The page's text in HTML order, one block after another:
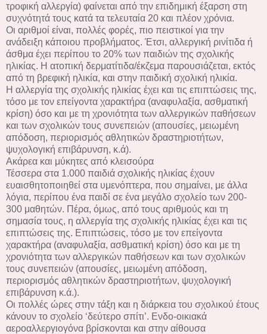
τροφική αλλεργία) φαίνεται από την επιδημική έξαρση στη
συχνότητά τους κατά τα τελευταία 20 και πλέον χρόνια.
Οι αριθμοί είναι, πολλές φορές, πιο πειστικοί για την
ανάδειξη κάποιου προβλήματος. Έτσι, αλλεργική ρινίτιδα ή
άσθμα έχει περίπου το 20% των παιδιών της σχολικής
ηλικίας. Η ατοπική δερματίτιδα/έκζεμα παρουσιάζεται, εκτός
από τη βρεφική ηλικία, και στην παιδική σχολική ηλικία.
Η αλλεργία της σχολικής ηλικίας έχει και τις επιπτώσεις της,
τόσο με τον επείγοντα χαρακτήρα (αναφυλαξία, ασθματική
κρίση) όσο και με τη χρονιότητα των αλλεργικών παθήσεων
και των σχολικών τους συνεπειών (απουσίες, μειωμένη
απόδοση, περιορισμός αθλητικών δραστηριοτήτων,
ψυχολογική επιβάρυνση, κ.ά).
Ακάρεα και μύκητες από κλεισούρα
Τέσσερα στα 1.000 παιδιά σχολικής ηλικίας έχουν
ευαισθητοποιηθεί στα υμενόπτερα, που σημαίνει, με άλλα
λόγια, περίπου ένα παιδί σε ένα μεγάλο σχολείο των 200-
300 μαθητών. Πέρα, όμως, από τους αριθμούς και τη
σημασία τους, η αλλεργία της σχολικής ηλικίας έχει και τις
επιπτώσεις της. Επιπτώσεις, τόσο με τον επείγοντα
χαρακτήρα (αναφυλαξία, ασθματική κρίση) όσο και με τη
χρονιότητα των αλλεργικών παθήσεων και των σχολικών
τους συνεπειών (απουσίες, μειωμένη απόδοση,
περιορισμός αθλητικών δραστηριοτήτων, ψυχολογική
επιβάρυνση κ.ά.).
Οι πολλές ώρες στην τάξη και η διάρκεια του σχολικού έτους
κάνουν το σχολείο ‘δεύτερο σπίτι’. Ενδο-οικιακά
αεροαλλεργιογόνα βρίσκονται και στην αίθουσα